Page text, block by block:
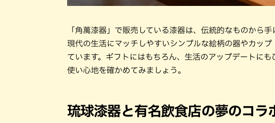
「角萬漆器」で販売している漆器は、伝統的なものから
現代の生活にマッチしやすいシンプルな絵柄の器やカッ
ています。ギフトにはもちろん、生活のアップデートに
使い心地を確かめてみましょう。
琉球漆器と有名飲食店の夢のコラ